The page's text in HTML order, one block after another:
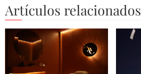
Artículos relacionados